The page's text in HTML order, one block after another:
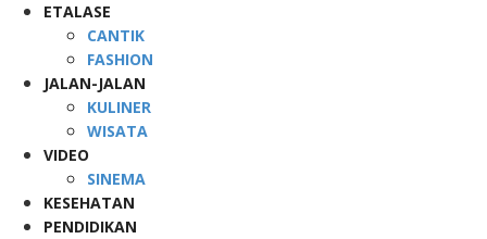
ETALASE
CANTIK
FASHION
JALAN-JALAN
KULINER
WISATA
VIDEO
SINEMA
KESEHATAN
PENDIDIKAN